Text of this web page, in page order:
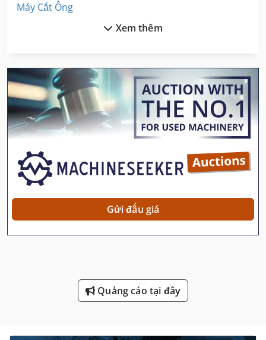
Máy Cắt Ống
Máy Hàn Nhựa
Máy In Kỹ Thuật Số
Máy In Nhãn
Máy Làm Sạch Và Khử Trùng
Máy Lên Men
Máy Nghiền Con Lăn
Xem thêm
Gửi đấu giá
Quảng cáo tại đây